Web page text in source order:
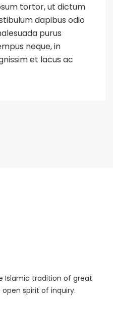
tortor, ut dictum
dapibus odio
purus
neque, in
et lacus ac
Islamic tradition of great
spirit of inquiry.